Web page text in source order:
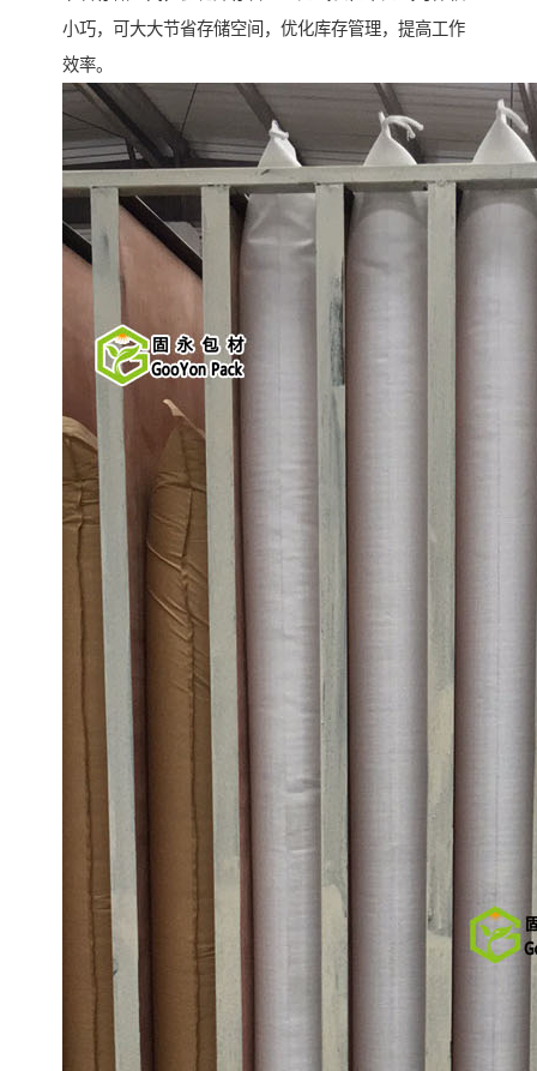
小巧，可大大节省存储空间，优化库存管理，提高工作
效率。